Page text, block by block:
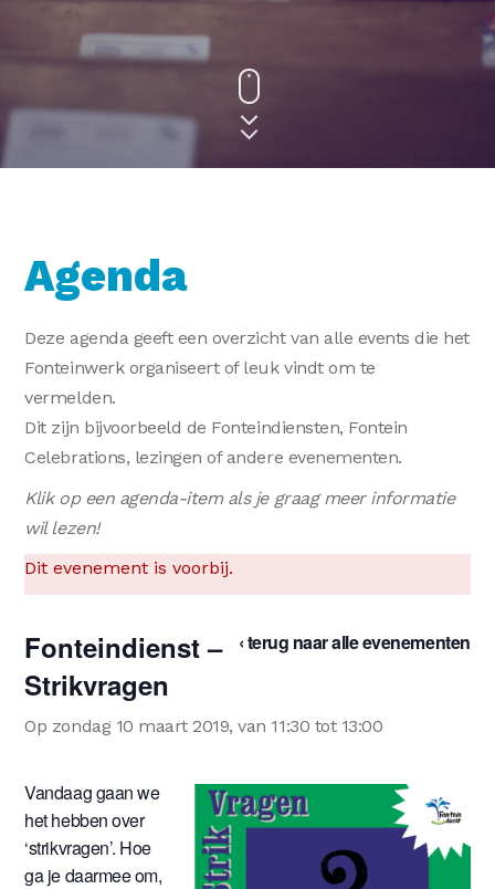
Agenda
Deze agenda geeft een overzicht van alle events die het
Fonteinwerk organiseert of leuk vindt om te
vermelden.
Dit zijn bijvoorbeeld de Fonteindiensten, Fontein
Celebrations, lezingen of andere evenementen.
Klik op een agenda-item als je graag meer informatie
wil lezen!
Dit evenement is voorbij.
‹ terug naar alle evenementen
Fonteindienst –
Strikvragen
Op zondag 10 maart 2019, van 11:30 tot 13:00
Vandaag gaan we
het hebben over
‘strikvragen’. Hoe
ga je daarmee om,